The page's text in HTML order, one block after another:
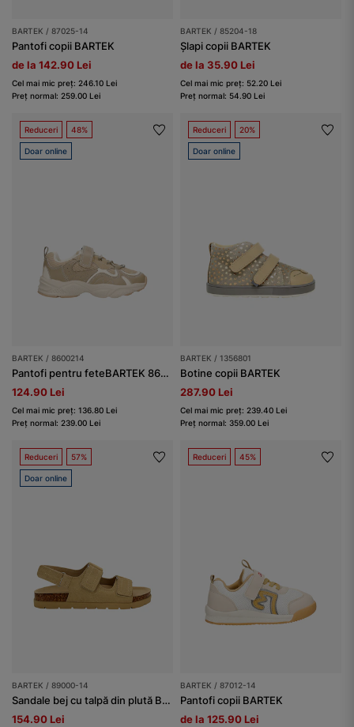
BARTEK / 87025-14
Pantofi copii BARTEK
de la 142.90 Lei
Cel mai mic preț: 246.10 Lei
Preț normal: 259.00 Lei
BARTEK / 85204-18
Șlapi copii BARTEK
de la 35.90 Lei
Cel mai mic preț: 52.20 Lei
Preț normal: 54.90 Lei
Reduceri 48%
Doar online
BARTEK / 8600214
Pantofi pentru feteBARTEK 86002-14, bej
124.90 Lei
Cel mai mic preț: 136.80 Lei
Preț normal: 239.00 Lei
Reduceri 20%
Doar online
BARTEK / 1356801
Botine copii BARTEK
287.90 Lei
Cel mai mic preț: 239.40 Lei
Preț normal: 359.00 Lei
Reduceri 57%
Doar online
BARTEK / 89000-14
Sandale bej cu talpă din plută BARTEK 89000-14
154.90 Lei
Reduceri 45%
BARTEK / 87012-14
Pantofi copii BARTEK
de la 125.90 Lei